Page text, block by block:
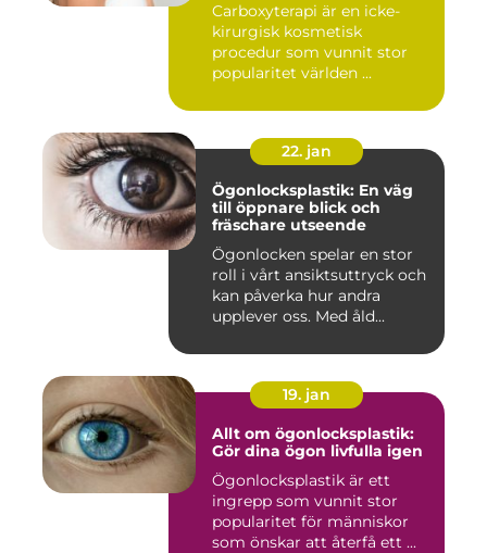
Carboxyterapi är en icke-
kirurgisk kosmetisk
procedur som vunnit stor
popularitet världen ...
22. jan
Ögonlocksplastik: En väg
till öppnare blick och
fräschare utseende
Ögonlocken spelar en stor
roll i vårt ansiktsuttryck och
kan påverka hur andra
upplever oss. Med åld...
19. jan
Allt om ögonlocksplastik:
Gör dina ögon livfulla igen
Ögonlocksplastik är ett
ingrepp som vunnit stor
popularitet för människor
som önskar att återfå ett ...